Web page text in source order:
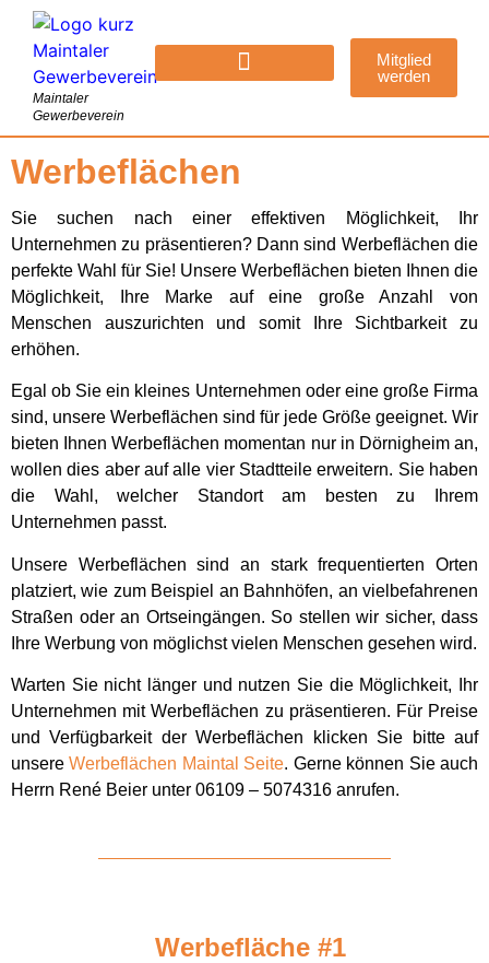
Maintaler
Gewerbeverein
Mitglied
werden
Werbeflächen
Sie suchen nach einer effektiven Möglichkeit, Ihr
Unternehmen zu präsentieren? Dann sind Werbeflächen die
perfekte Wahl für Sie! Unsere Werbeflächen bieten Ihnen die
Möglichkeit, Ihre Marke auf eine große Anzahl von
Menschen auszurichten und somit Ihre Sichtbarkeit zu
erhöhen.
Egal ob Sie ein kleines Unternehmen oder eine große Firma
sind, unsere Werbeflächen sind für jede Größe geeignet. Wir
bieten Ihnen Werbeflächen momentan nur in Dörnigheim an,
wollen dies aber auf alle vier Stadtteile erweitern. Sie haben
die Wahl, welcher Standort am besten zu Ihrem
Unternehmen passt.
Unsere Werbeflächen sind an stark frequentierten Orten
platziert, wie zum Beispiel an Bahnhöfen, an vielbefahrenen
Straßen oder an Ortseingängen. So stellen wir sicher, dass
Ihre Werbung von möglichst vielen Menschen gesehen wird.
Warten Sie nicht länger und nutzen Sie die Möglichkeit, Ihr
Unternehmen mit Werbeflächen zu präsentieren. Für Preise
und Verfügbarkeit der Werbeflächen klicken Sie bitte auf
unsereWerbeflächen Maintal Seite. Gerne können Sie auch
Herrn René Beier unter 06109 – 5074316 anrufen.
Werbefläche #1